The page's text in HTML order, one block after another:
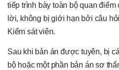
tiếp trình bày toàn bộ quan
lời, không bị giới hạn bởi câu
Kiểm sát viên.
Sau khi bản án được tuyên, bị
bộ hoặc một phần bản án sơ